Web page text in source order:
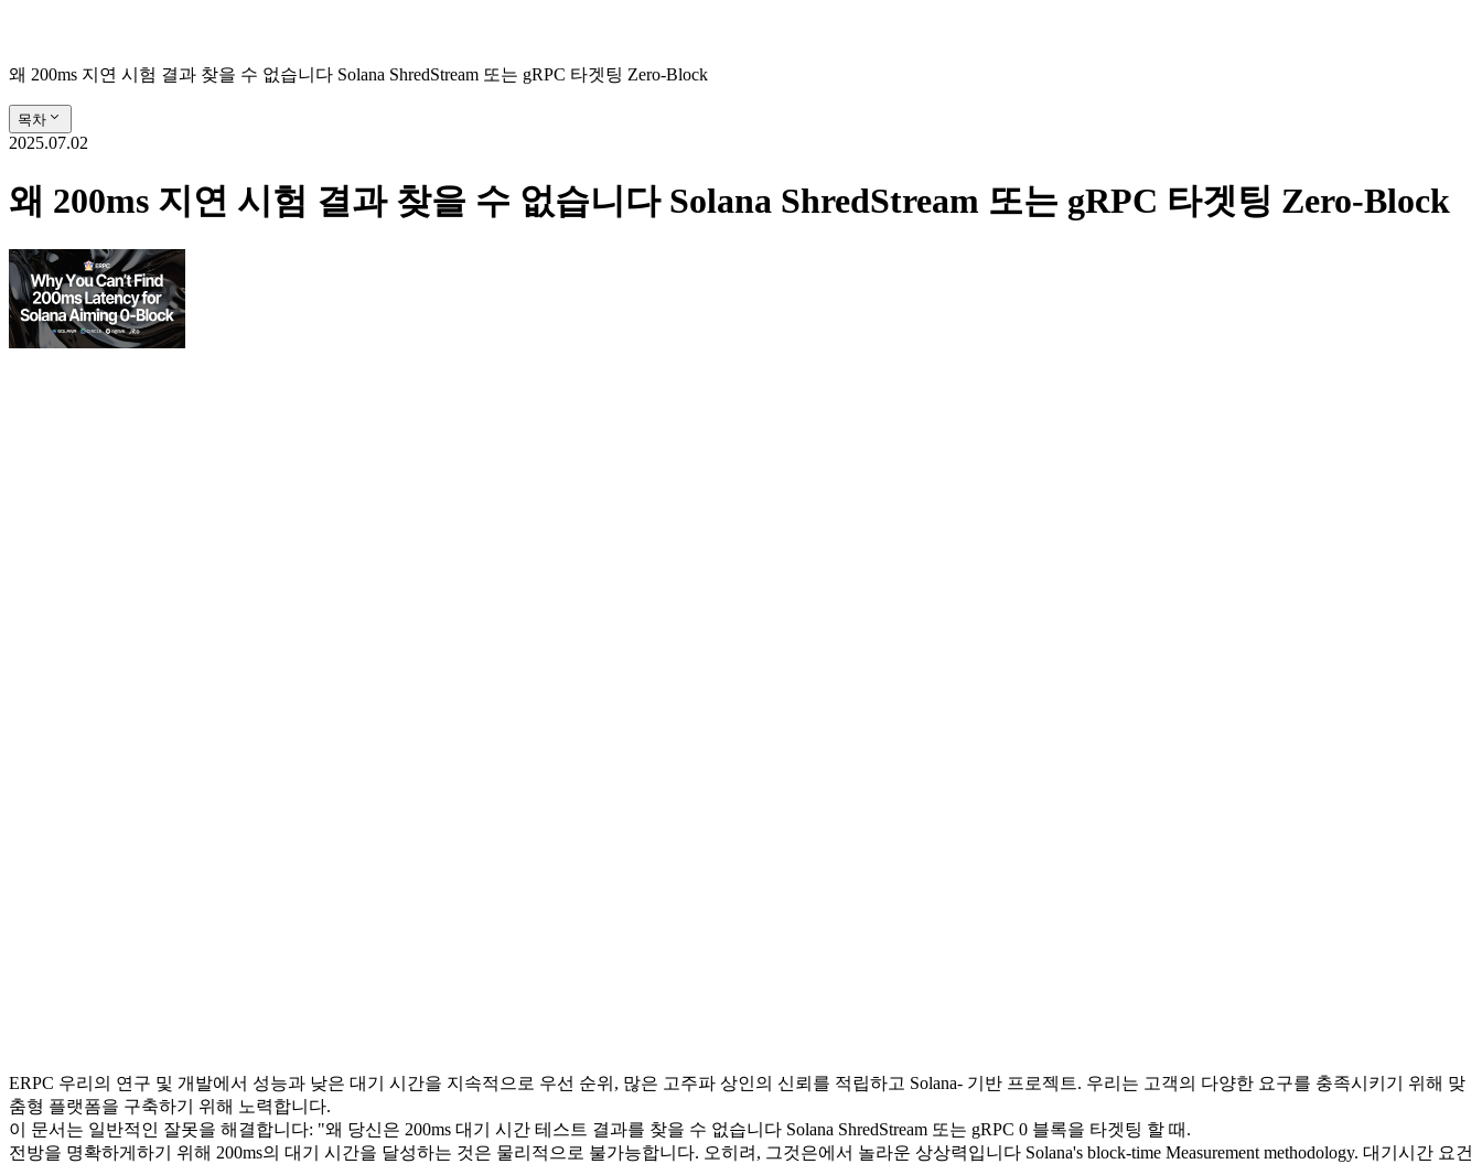
왜 200ms 지연 시험 결과 찾을 수 없습니다 Solana ShredStream 또는 gRPC 타겟팅 Zero-Block
목차
2025.07.02
왜 200ms 지연 시험 결과 찾을 수 없습니다 Solana ShredStream 또는 gRPC 타겟팅 Zero-Block
ERPC 우리의 연구 및 개발에서 성능과 낮은 대기 시간을 지속적으로 우선 순위, 많은 고주파 상인의 신뢰를 적립하고 Solana- 기반 프로젝트. 우리는 고객의 다양한 요구를 충족시키기 위해 맞
춤형 플랫폼을 구축하기 위해 노력합니다.
이 문서는 일반적인 잘못을 해결합니다: "왜 당신은 200ms 대기 시간 테스트 결과를 찾을 수 없습니다 Solana ShredStream 또는 gRPC 0 블록을 타겟팅 할 때.
전방을 명확하게하기 위해 200ms의 대기 시간을 달성하는 것은 물리적으로 불가능합니다. 오히려, 그것은에서 놀라운 상상력입니다 Solana's block-time Measurement methodology. 대기시간 요건